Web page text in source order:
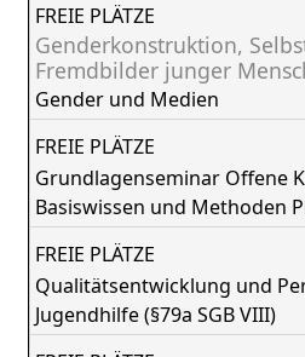
FREIE PLÄTZE
Genderkonstruktion,
Fremdbilder junger
Gender und Medien
FREIE PLÄTZE
Grundlagenseminar Offene
Basiswissen und Methoden
FREIE PLÄTZE
Qualitätsentwicklung und
Jugendhilfe (§79a SGB VIII)